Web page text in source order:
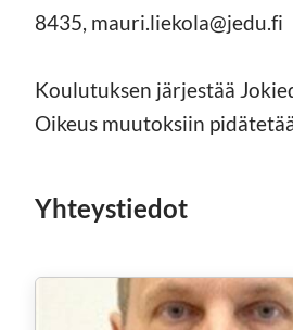
8435, mauri.liekola@jedu.fi
Koulutuksen järjestää
Oikeus muutoksiin
Yhteystiedot